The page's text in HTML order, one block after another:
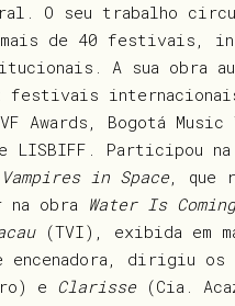
O seu trabalho
de 40 festivais,
A sua obra
festivais
Awards, Bogotá Music
LISBIFF. Participou
Vampires in Space, que
na obra
Water Is Coming
(TVI), exibida em
encenadora, dirigiu os
e Clarisse(Cia.